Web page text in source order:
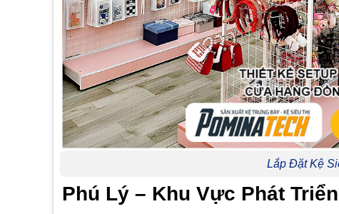
Lắp Đặt Kệ
Phú Lý – Khu Vực Phát